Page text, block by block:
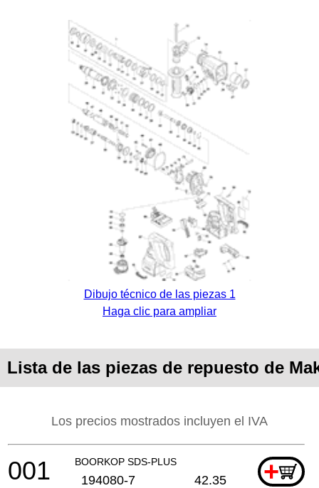
Dibujo técnico de las piezas 1
Haga clic para ampliar
Lista de las piezas de repuesto de
Los precios mostrados incluyen el IVA
BOORKOP SDS-PLUS +
001 194080-7 42.35